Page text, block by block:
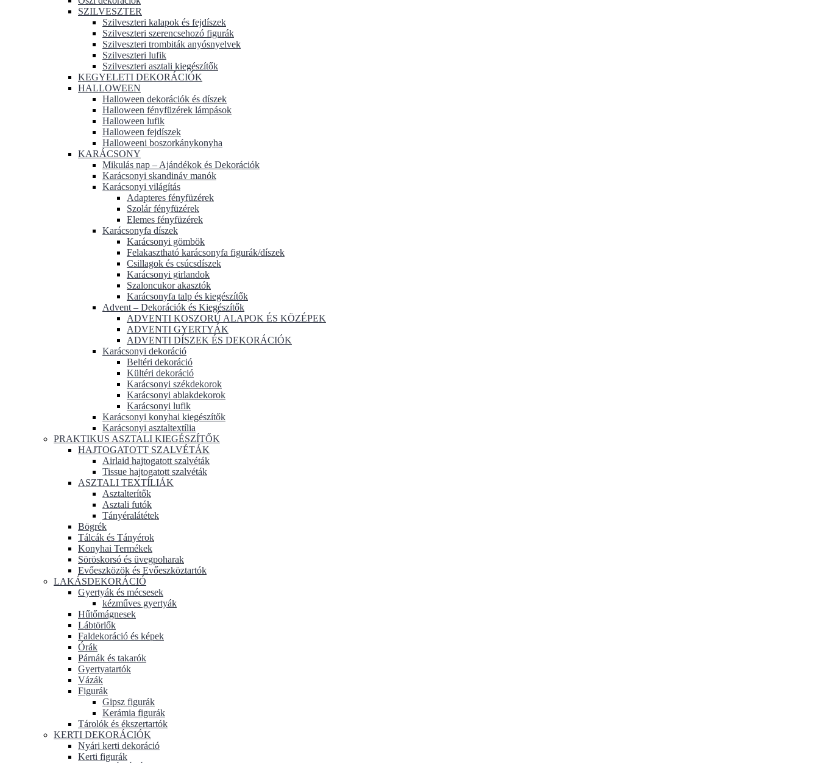
SZILVESZTER
Szilveszteri kalapok és fejdíszek
Szilveszteri szerencsehozó figurák
Szilveszteri trombiták anyósnyelvek
Szilveszteri lufik
Szilveszteri asztali kiegészítők
KEGYELETI DEKORÁCIÓK
HALLOWEEN
Halloween dekorációk és díszek
Halloween fényfüzérek lámpások
Halloween lufik
Halloween fejdíszek
Halloweeni boszorkánykonyha
KARÁCSONY
Mikulás nap – Ajándékok és Dekorációk
Karácsonyi skandináv manók
Karácsonyi világítás
Adapteres fényfüzérek
Szolár fényfüzérek
Elemes fényfüzérek
Karácsonyfa díszek
Karácsonyi gömbök
Felakasztható karácsonyfa figurák/díszek
Csillagok és csúcsdíszek
Karácsonyi girlandok
Szaloncukor akasztók
Karácsonyfa talp és kiegészítők
Advent – Dekorációk és Kiegészítők
ADVENTI KOSZORÚ ALAPOK ÉS KÖZÉPEK
ADVENTI GYERTYÁK
ADVENTI DÍSZEK ÉS DEKORÁCIÓK
Karácsonyi dekoráció
Beltéri dekoráció
Kültéri dekoráció
Karácsonyi székdekorok
Karácsonyi ablakdekorok
Karácsonyi lufik
Karácsonyi konyhai kiegészítők
Karácsonyi asztaltextília
PRAKTIKUS ASZTALI KIEGÉSZÍTŐK
HAJTOGATOTT SZALVÉTÁK
Airlaid hajtogatott szalvéták
Tissue hajtogatott szalvéták
ASZTALI TEXTÍLIÁK
Asztalterítők
Asztali futók
Tányéralátétek
Bögrék
Tálcák és Tányérok
Konyhai Termékek
Söröskorsó és üvegpoharak
Evőeszközök és Evőeszköztartók
LAKÁSDEKORÁCIÓ
Gyertyák és mécsesek
kézműves gyertyák
Hűtőmágnesek
Lábtörlők
Faldekoráció és képek
Órák
Párnák és takarók
Gyertyatartók
Vázák
Figurák
Gipsz figurák
Kerámia figurák
Tárolók és ékszertartók
KERTI DEKORÁCIÓK
Nyári kerti dekoráció
Kerti figurák